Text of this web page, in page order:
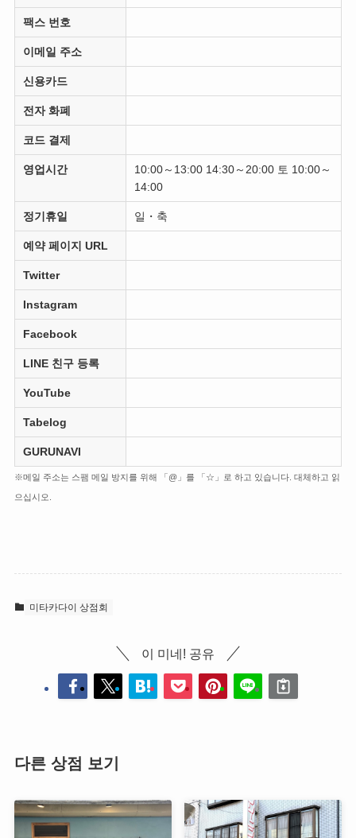
팩스 번호
이메일 주소
신용카드
전자 화폐
코드 결제
영업시간
10:00～13:00 14:30～20:00 토 10:00～
14:00
정기휴일 일・축
예약 페이지 URL
Twitter
Instagram
Facebook
LINE 친구 등록
YouTube
Tabelog
GURUNAVI
※메일 주소는 스팸 메일 방지를 위해 「@」를 「☆」로 하고 있습니다. 대체하고 읽
으십시오.
미타카다이 상점회
이 미네! 공유
다른 상점 보기